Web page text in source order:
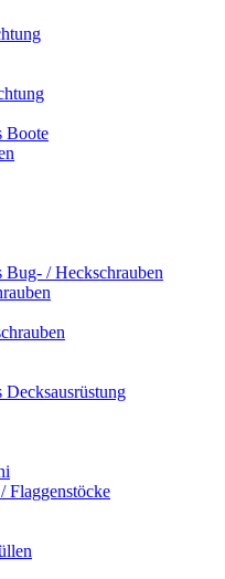
Boote
Bug- / Heckschrauben
Decksausrüstung
Flaggenstöcke